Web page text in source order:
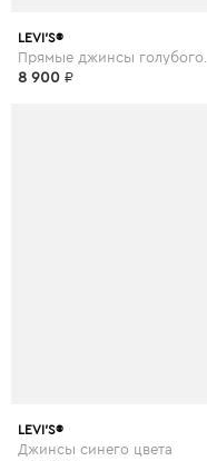
LEVI’S®
8 900 ₽
LEVI’S®
Джинсы синего цвета